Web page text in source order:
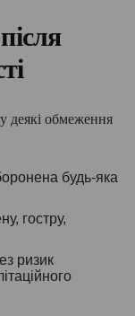
деякі обмеження
будь-яка
гостру,
ризик